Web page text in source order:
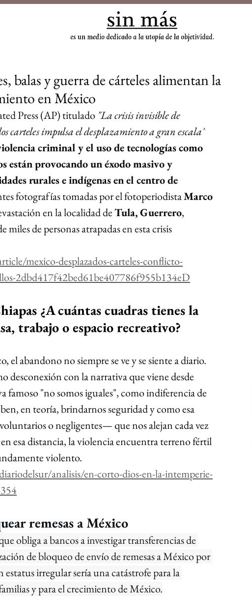
balas y guerra de cárteles alimentan la
en México
Press (AP) titulado "La crisis invisible de
carteles impulsa el desplazamiento a gran escala"
criminal y el uso de tecnologías como
están provocando un éxodo masivo y
rurales e indígenas en el centro de
fotografías tomadas por el fotoperiodista Marco
en la localidad de Tula, Guerrero,
miles de personas atrapadas en esta crisis
mexico-desplazados-carteles-conflicto-
2dbd417f42bed61be407786f955b134eD
¿A cuántas cuadras tienes la
trabajo o espacio recreativo?
el abandono no siempre se ve y se siente a diario.
desconexión con la narrativa que viene desde
famoso "no somos iguales", como indiferencia de
en teoría, brindarnos seguridad y como esa
o negligentes— que nos alejan cada vez
esa distancia, la violencia encuentra terreno fértil
violento.
analisis/en-corto-dios-en-la-intemperie-
remesas a México
obliga a bancos a investigar transferencias de
de bloqueo de envío de remesas a México por
irregular sería una catástrofe para la
y para el crecimiento de México.